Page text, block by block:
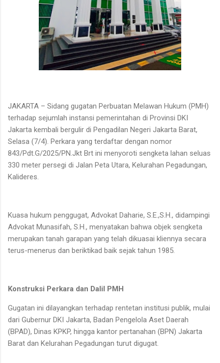
JAKARTA – Sidang gugatan Perbuatan Melawan Hukum (PMH)
terhadap sejumlah instansi pemerintahan di Provinsi DKI
Jakarta kembali bergulir di Pengadilan Negeri Jakarta Barat,
Selasa (7/4). Perkara yang terdaftar dengan nomor
843/Pdt.G/2025/PN.Jkt Brt ini menyoroti sengketa lahan seluas
330 meter persegi di Jalan Peta Utara, Kelurahan Pegadungan,
Kalideres.
Kuasa hukum penggugat, Advokat Daharie, S.E.,S.H., didampingi
Advokat Munasifah, S.H., menyatakan bahwa objek sengketa
merupakan tanah garapan yang telah dikuasai kliennya secara
terus-menerus dan beriktikad baik sejak tahun 1985.
Konstruksi Perkara dan Dalil PMH
Gugatan ini dilayangkan terhadap rentetan institusi publik, mulai
dari Gubernur DKI Jakarta, Badan Pengelola Aset Daerah
(BPAD), Dinas KPKP, hingga kantor pertanahan (BPN) Jakarta
Barat dan Kelurahan Pegadungan turut digugat.